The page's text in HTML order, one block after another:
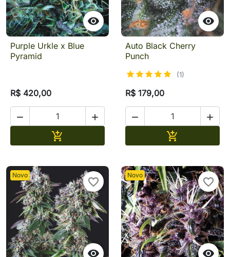

Purple Urkle x Blue
Pyramid
R$ 420,00
 


Auto Black Cherry
Punch
(1)
R$ 179,00
 

Novo

favorite_border
Novo

favorite_border